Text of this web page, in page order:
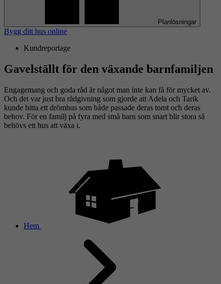
Planlösningar
Bygg ditt hus online
Kundreportage
Gavelställt för den växande barnfamiljen
Engagemang och goda råd är något man inte kan få för mycket av.
Och det var just bra rådgivning som gjorde att Adela och Tarik
kunde hitta ett drömhus som både passade deras tomt och deras
behov. För en familj på fyra med små barn som snart blir stora så
behövs ett hus att växa i.
Hem